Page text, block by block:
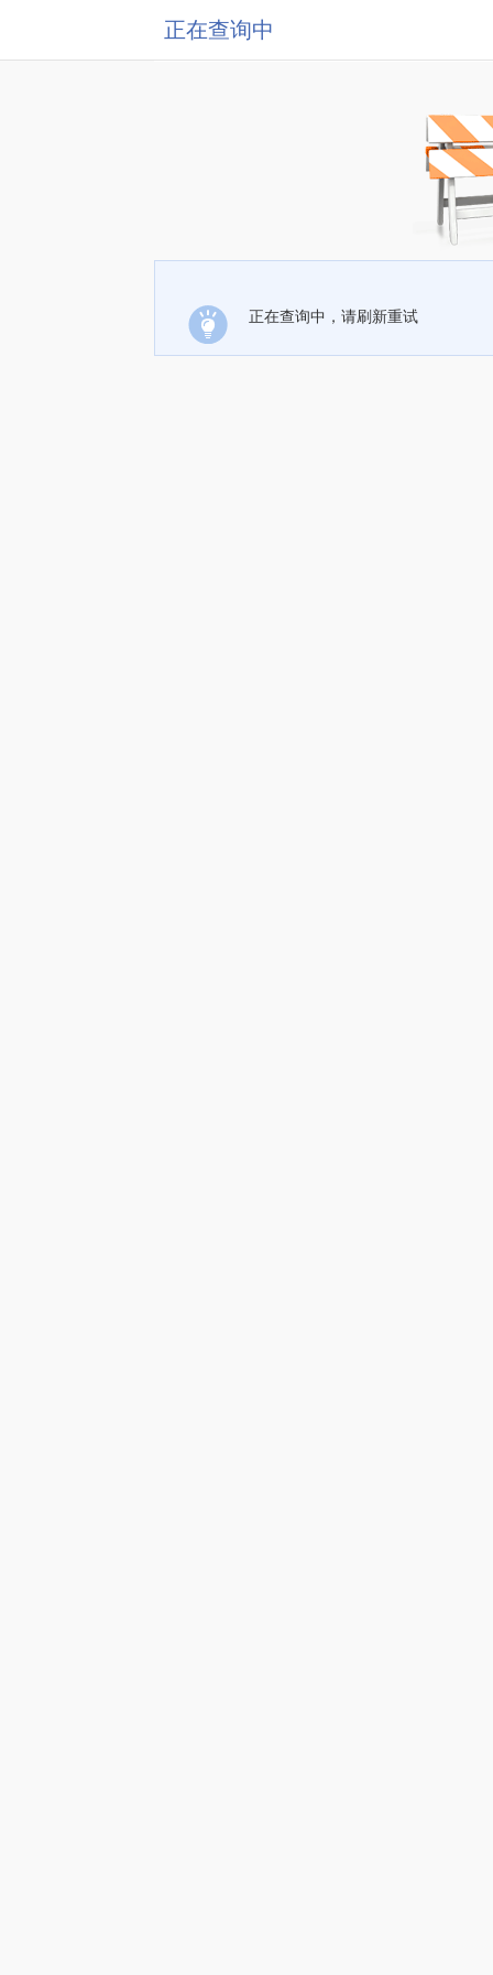
正在查询中
正在查询中，请刷新重试